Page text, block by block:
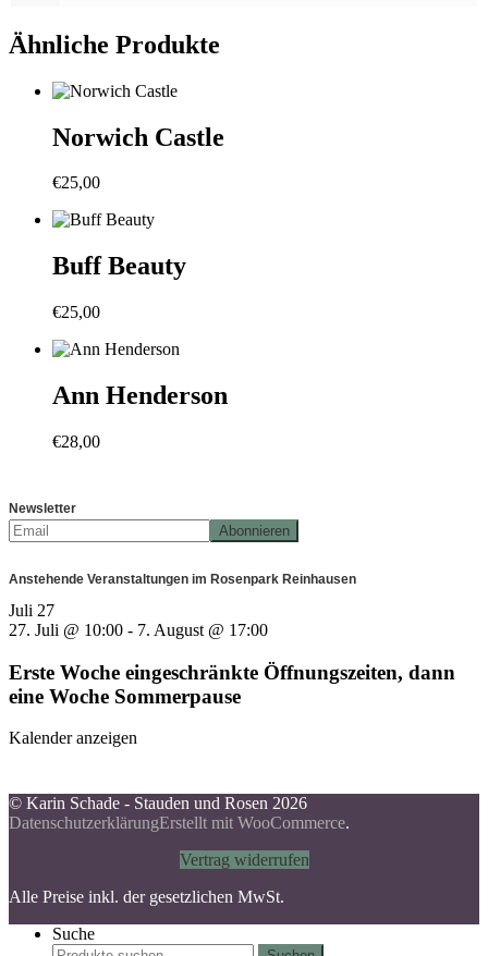
Ähnliche Produkte
Norwich Castle
€25,00
Buff Beauty
€25,00
Ann Henderson
€28,00
Newsletter
Anstehende Veranstaltungen im Rosenpark Reinhausen
Juli 27
27. Juli @ 10:00 - 7. August @ 17:00
Erste Woche eingeschränkte Öffnungszeiten, dann
eine Woche Sommerpause
Kalender anzeigen
© Karin Schade - Stauden und Rosen 2026
DatenschutzerklärungErstellt mit WooCommerce.
Vertrag widerrufen
Alle Preise inkl. der gesetzlichen MwSt.
Suche